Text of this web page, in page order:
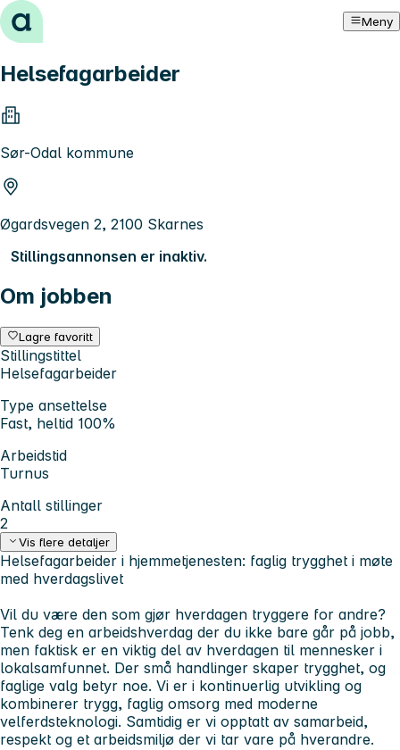
Hopp til innhold Meny
Helsefagarbeider
Sør-Odal kommune
Øgardsvegen 2, 2100 Skarnes
Stillingsannonsen er inaktiv.
Om jobben
Lagre favoritt
Stillingstittel
Helsefagarbeider
Type ansettelse
Fast, heltid 100%
Arbeidstid
Turnus
Antall stillinger
2
Vis flere detaljer
Helsefagarbeider i hjemmetjenesten: faglig trygghet i møte
med hverdagslivet
Vil du være den som gjør hverdagen tryggere for andre?
Tenk deg en arbeidshverdag der du ikke bare går på jobb,
men faktisk er en viktig del av hverdagen til mennesker i
lokalsamfunnet. Der små handlinger skaper trygghet, og
faglige valg betyr noe. Vi er i kontinuerlig utvikling og
kombinerer trygg, faglig omsorg med moderne
velferdsteknologi. Samtidig er vi opptatt av samarbeid,
respekt og et arbeidsmiljø der vi tar vare på hverandre.